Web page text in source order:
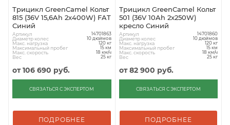
Трицикл GreenCamel Кольт
815 (36V 15,6Ah 2x400W) FAT
Синий
Артикул 14701863
Диаметр колес 10 дюймов
Макс. нагрузка 120 кг
Максимальный пробег 15 км
Макс. скорость 18 км/ч
Вес 25 кг
от106 690 руб.
СВЯЗАТЬСЯ С ЭКСПЕРТОМ
ПОДРОБНЕЕ
Трицикл GreenCamel Кольт
501 (36V 10Ah 2x250W)
кресло Синий
Артикул 14701860
Диаметр колес 10 дюймов
Макс. нагрузка 120 кг
Максимальный пробег 15 км
Макс. скорость 18 км/ч
Вес 25 кг
от82 900 руб.
СВЯЗАТЬСЯ С ЭКСПЕРТОМ
ПОДРОБНЕЕ